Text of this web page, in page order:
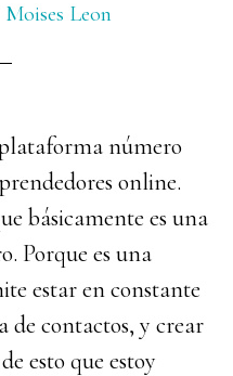
Moises Leon
número
online.
básicamente es una
Porque es una
estar en constante
de contactos, y crear
esto que estoy